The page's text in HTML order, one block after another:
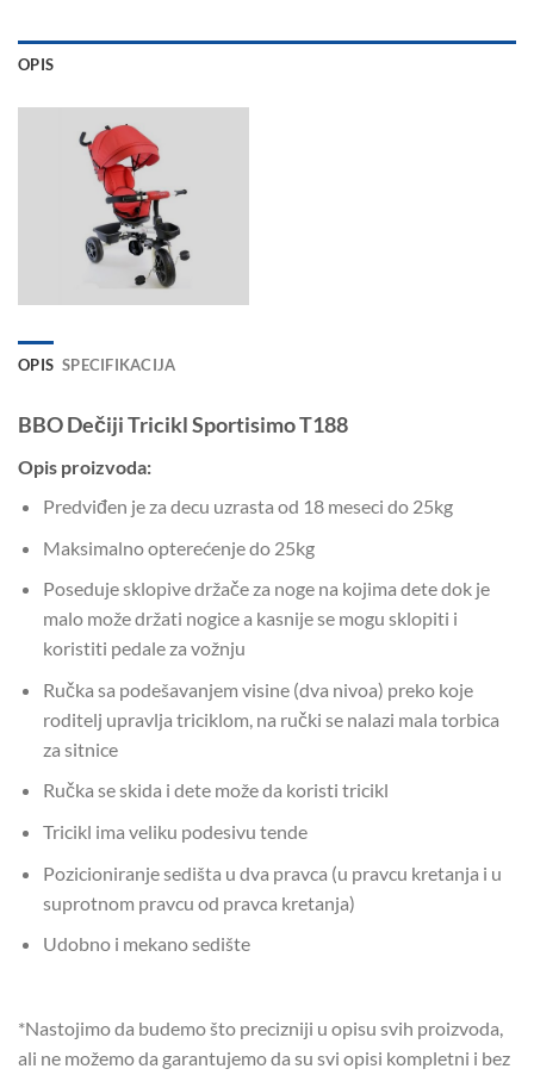
OPIS
OPIS SPECIFIKACIJA
BBO Dečiji Tricikl Sportisimo T188
Opis proizvoda:
Predviđen je za decu uzrasta od 18 meseci do 25kg
Maksimalno opterećenje do 25kg
Poseduje sklopive držače za noge na kojima dete dok je
malo može držati nogice a kasnije se mogu sklopiti i
koristiti pedale za vožnju
Ručka sa podešavanjem visine (dva nivoa) preko koje
roditelj upravlja triciklom, na ručki se nalazi mala torbica
za sitnice
Ručka se skida i dete može da koristi tricikl
Tricikl ima veliku podesivu tende
Pozicioniranje sedišta u dva pravca (u pravcu kretanja i u
suprotnom pravcu od pravca kretanja)
Udobno i mekano sedište
*Nastojimo da budemo što precizniji u opisu svih proizvoda,
ali ne možemo da garantujemo da su svi opisi kompletni i bez